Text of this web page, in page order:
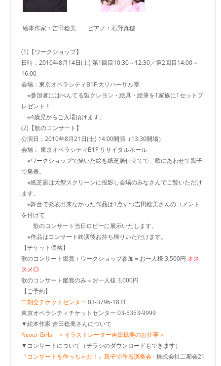
絵本作家：吉田稔美 ピアノ：石野真穂
(1)【ワークショップ】
日時：2010年8月14日(土) 第1回目10:30～12:30／第2回目14:00～
16:00
会場：東京オペラシティB1F 大リハーサル室
※参加者にはぺんてる製クレヨン・絵具・絵筆を1家族に1セットプ
レゼント！
※4歳児からご入場頂けます。
(2)【歌のコンサート】
公演日：2010年8月21日(土) 14:00開演（13:30開場）
会場： 東京オペラシティB1F リサイタルホール
※ワークショップで描いた絵を紙芝居仕立てで、歌にあわせて親子
で発表。
※紙芝居は大型スクリーンに投影し会場のみなさんでご覧いただけ
ます。
※舞台で発表出来なかった作品は1点ずつ吉田稔美さんのコメント
を付けて
歌のコンサート当日ロビーに展示いたします。
※作品はコンサート終演後お持ち帰りいただけます。
【チケット価格】
歌のコンサート鑑賞＋ワークショップ参加＝お一人様 3,500円 オス
スメ◎
歌のコンサート鑑賞のみ＝お一人様 3,000円
【ご予約】
二期会チケットセンター 03-3796-1831
東京オペラシティチケットセンター 03-5353-9999
▼絵本作家 吉田稔美さんについて
Never Girls ＜イラストレーター吉田稔美のお仕事＞
▼コンサートについて（チラシのダウンロードもできます）
『コンサートを作っちゃお！』親子で作る演奏会- 株式会社二期会21